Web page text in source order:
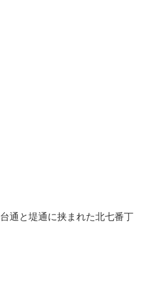
通と堤通に挟まれた北七番丁